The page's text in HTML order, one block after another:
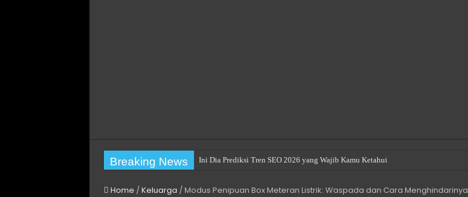
Breaking News Ini Dia Prediksi Tren SEO 2026 yang Wajib Kamu Ketahui
Home / Keluarga / Modus Penipuan Box Meteran Listrik: Waspada dan Cara Menghindarinya